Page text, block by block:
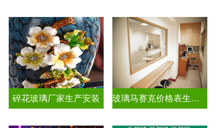
碎花玻璃厂家生产安装 玻璃马赛克价格表生产电话